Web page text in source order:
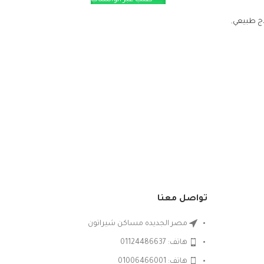
طبيعي,
تواصل معنا
مصر الجديده مساكن شيراتون
هاتف: 01124486637
هاتف: 01006466001